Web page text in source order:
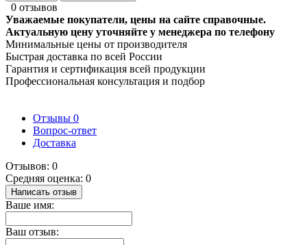
0 отзывов
Уважаемые покупатели, цены на сайте справочные.
Актуальную цену уточняйте у менеджера по телефону
Минимальные цены от производителя
Быстрая доставка по всей России
Гарантия и сертификация всей продукции
Профессиональная консультация и подбор
Отзывы 0
Вопрос-ответ
Доставка
Отзывов: 0
Средняя оценка: 0
Написать отзыв
Ваше имя:
Ваш отзыв: